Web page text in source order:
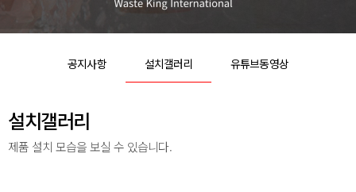
공지사항 설치갤러리 유튜브동영상
설치갤러리
제품 설치 모습을 보실 수 있습니다.